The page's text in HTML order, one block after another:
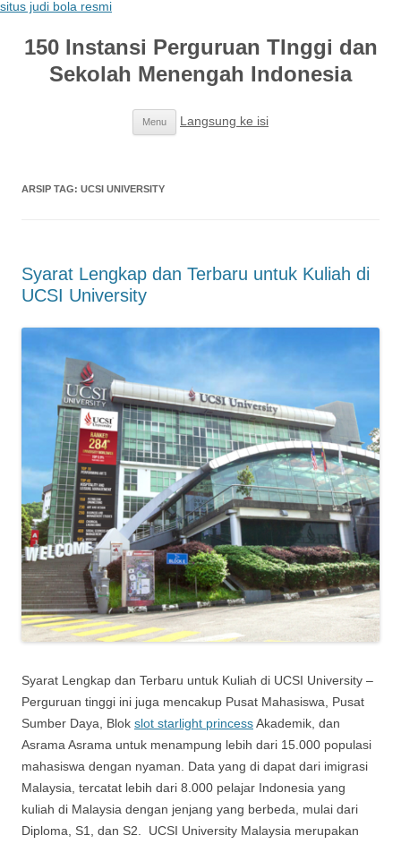
situs judi bola resmi
150 Instansi Perguruan TInggi dan
Sekolah Menengah Indonesia
Menu Langsung ke isi
ARSIP TAG: UCSI UNIVERSITY
Syarat Lengkap dan Terbaru untuk Kuliah di
UCSI University
Syarat Lengkap dan Terbaru untuk Kuliah di UCSI University –
Perguruan tinggi ini juga mencakup Pusat Mahasiswa, Pusat
Sumber Daya, Blok slot starlight princessAkademik, dan
Asrama Asrama untuk menampung lebih dari 15.000 populasi
mahasiswa dengan nyaman. Data yang di dapat dari imigrasi
Malaysia, tercatat lebih dari 8.000 pelajar Indonesia yang
kuliah di Malaysia dengan jenjang yang berbeda, mulai dari
Diploma, S1, dan S2. UCSI University Malaysia merupakan